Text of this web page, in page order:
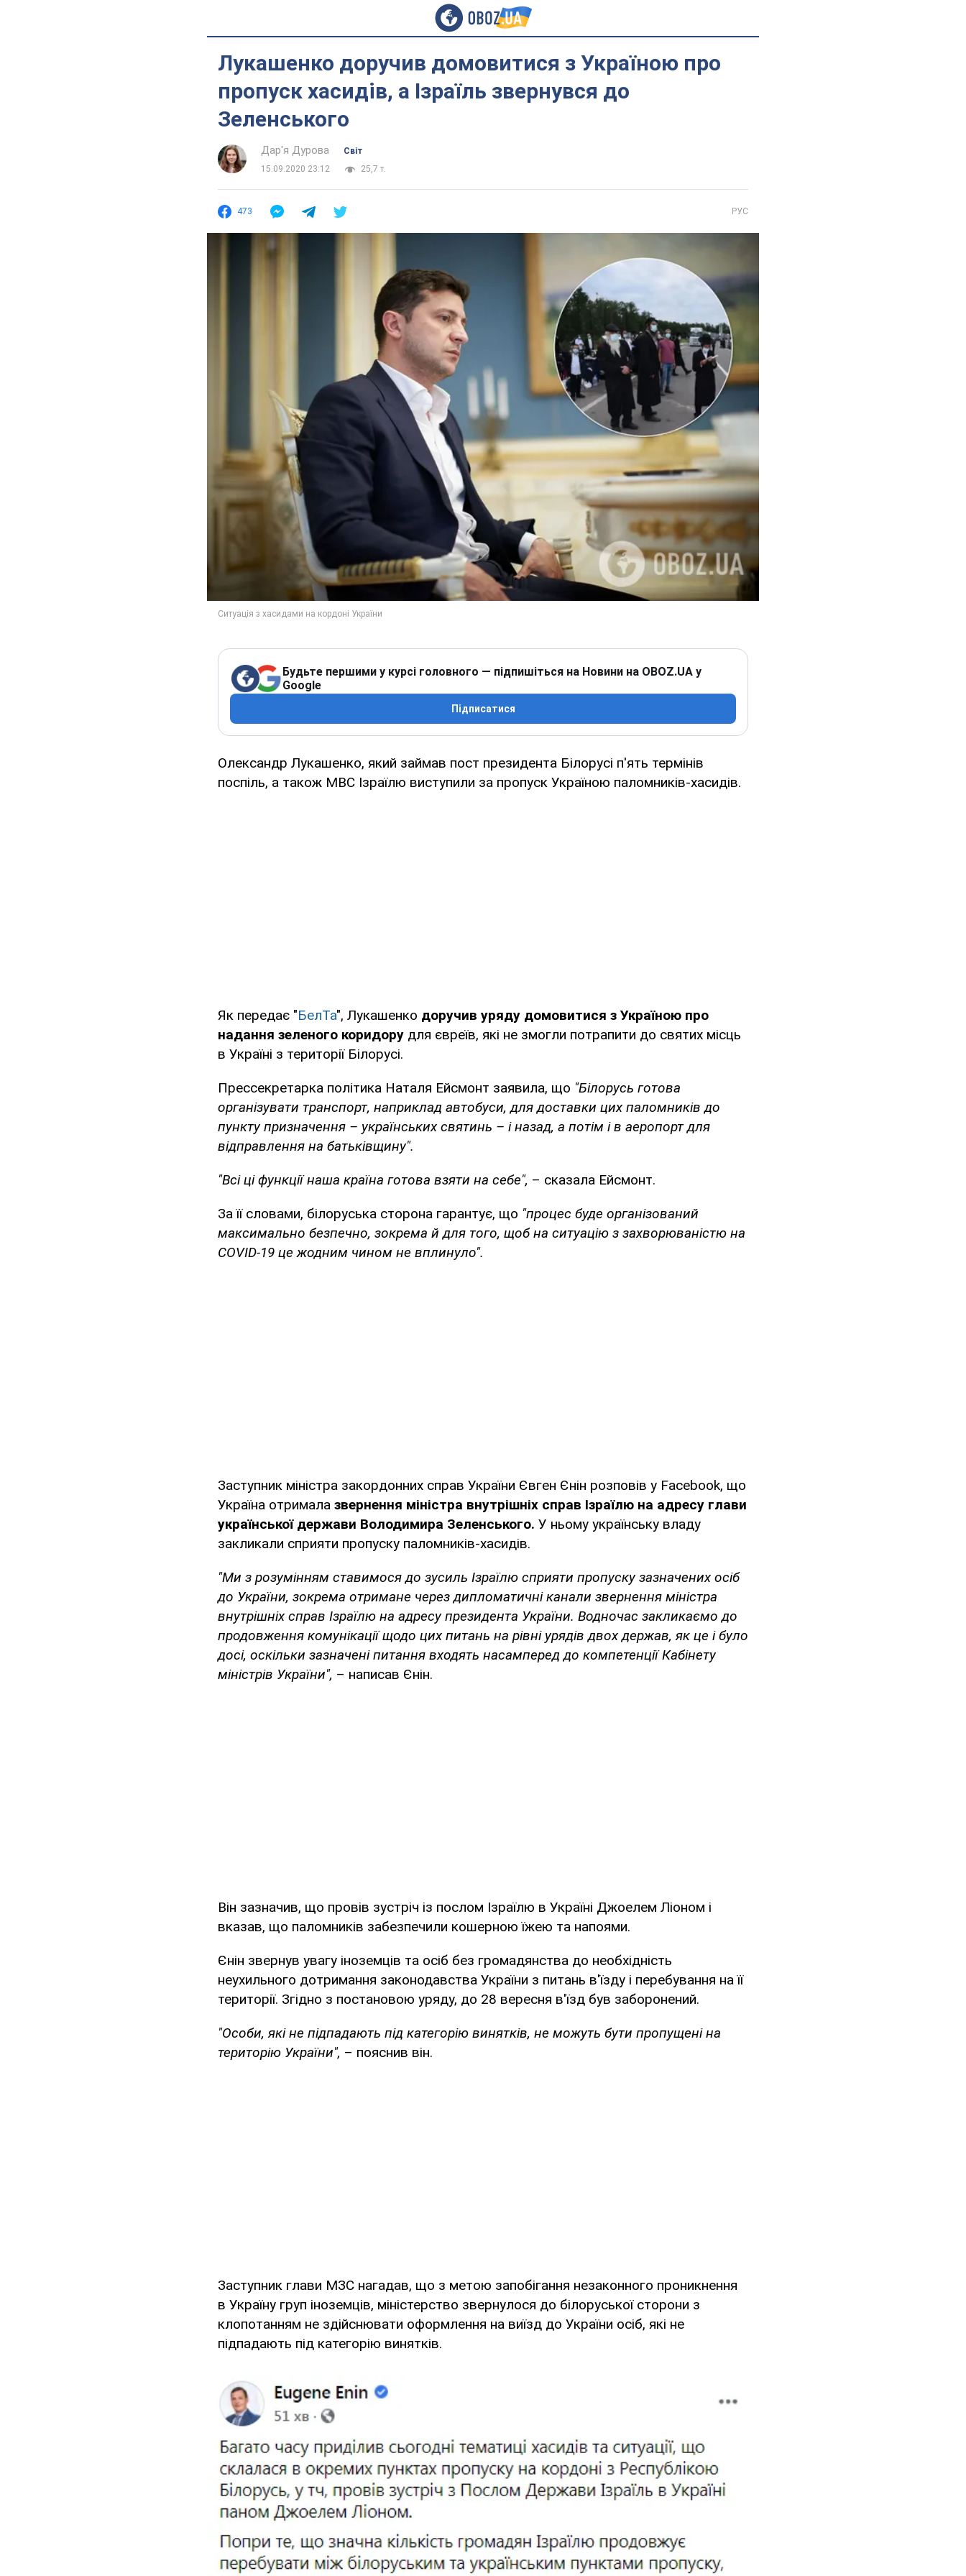
Лукашенко доручив домовитися з Україною про
пропуск хасидів, а Ізраїль звернувся до
Зеленського
Дар'я Дурова
Світ
15.09.2020 23:12
25,7 т.
473 РУС
Будьте першими у курсі головного — підпишіться на Новини на OBOZ.UA у
Google
Підписатися
Олександр Лукашенко, який займав пост президента Білорусі п'ять термінів
поспіль, а також МВС Ізраїлю виступили за пропуск Україною паломників-хасидів.
Як передає "БелТа", Лукашенко доручив уряду домовитися з Україною про
надання зеленого коридору для євреїв, які не змогли потрапити до святих місць
в Україні з території Білорусі.
Прессекретарка політика Наталя Ейсмонт заявила, що "Білорусь готова
організувати транспорт, наприклад автобуси, для доставки цих паломників до
пункту призначення – українських святинь – і назад, а потім і в аеропорт для
відправлення на батьківщину".
"Всі ці функції наша країна готова взяти на себе", – сказала Ейсмонт.
За її словами, білоруська сторона гарантує, що "процес буде організований
максимально безпечно, зокрема й для того, щоб на ситуацію з захворюваністю на
COVID-19 це жодним чином не вплинуло".
Заступник міністра закордонних справ України Євген Єнін розповів у Facebook, що
Україна отримала звернення міністра внутрішніх справ Ізраїлю на адресу глави
української держави Володимира Зеленського. У ньому українську владу
закликали сприяти пропуску паломників-хасидів.
"Ми з розумінням ставимося до зусиль Ізраїлю сприяти пропуску зазначених осіб
до України, зокрема отримане через дипломатичні канали звернення міністра
внутрішніх справ Ізраїлю на адресу президента України. Водночас закликаємо до
продовження комунікації щодо цих питань на рівні урядів двох держав, як це і було
досі, оскільки зазначені питання входять насамперед до компетенції Кабінету
міністрів України", – написав Єнін.
Він зазначив, що провів зустріч із послом Ізраїлю в Україні Джоелем Ліоном і
вказав, що паломників забезпечили кошерною їжею та напоями.
Єнін звернув увагу іноземців та осіб без громадянства до необхідність
неухильного дотримання законодавства України з питань в'їзду і перебування на її
території. Згідно з постановою уряду, до 28 вересня в'їзд був заборонений.
"Особи, які не підпадають під категорію винятків, не можуть бути пропущені на
територію України", – пояснив він.
Заступник глави МЗС нагадав, що з метою запобігання незаконного проникнення
в Україну груп іноземців, міністерство звернулося до білоруської сторони з
клопотанням не здійснювати оформлення на виїзд до України осіб, які не
підпадають під категорію винятків.